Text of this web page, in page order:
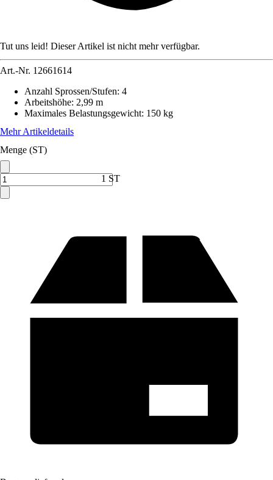
Tut uns leid! Dieser Artikel ist nicht mehr verfügbar.
Art.-Nr. 12661614
Anzahl Sprossen/Stufen: 4
Arbeitshöhe: 2,99 m
Maximales Belastungsgewicht: 150 kg
Mehr Artikeldetails
Menge (ST)
1 ST